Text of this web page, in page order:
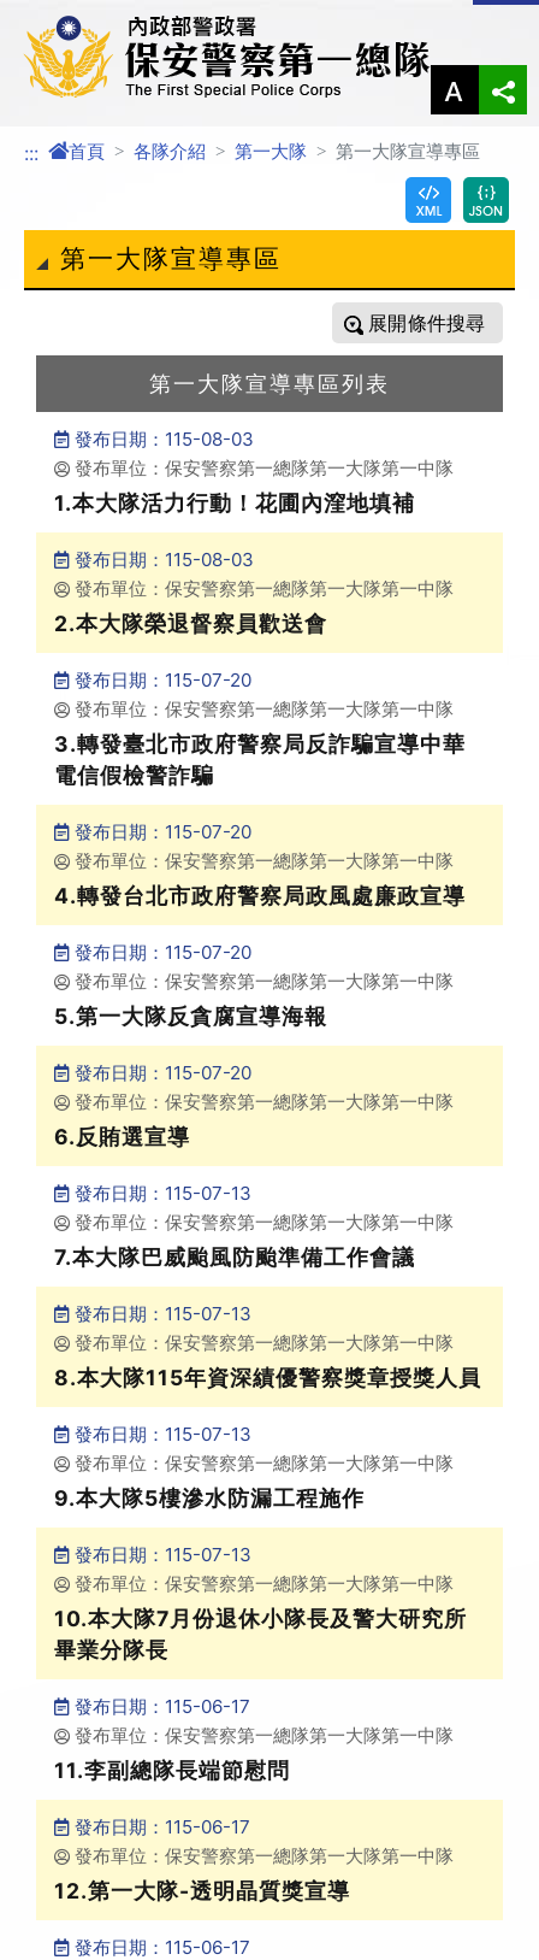
進入內容區塊
::: 首頁 各隊介紹 第一大隊 第一大隊宣導專區
第一大隊宣導專區
條件搜尋
第一大隊宣導專區列表
發布日期：115-08-03
發布單位：保安警察第一總隊第一大隊第一中隊
1.本大隊活力行動！花圃內漥地填補
發布日期：115-08-03
發布單位：保安警察第一總隊第一大隊第一中隊
2.本大隊榮退督察員歡送會
發布日期：115-07-20
發布單位：保安警察第一總隊第一大隊第一中隊
3.轉發臺北市政府警察局反詐騙宣導中華
電信假檢警詐騙
發布日期：115-07-20
發布單位：保安警察第一總隊第一大隊第一中隊
4.轉發台北市政府警察局政風處廉政宣導
發布日期：115-07-20
發布單位：保安警察第一總隊第一大隊第一中隊
5.第一大隊反貪腐宣導海報
發布日期：115-07-20
發布單位：保安警察第一總隊第一大隊第一中隊
6.反賄選宣導
發布日期：115-07-13
發布單位：保安警察第一總隊第一大隊第一中隊
7.本大隊巴威颱風防颱準備工作會議
發布日期：115-07-13
發布單位：保安警察第一總隊第一大隊第一中隊
8.本大隊115年資深績優警察獎章授獎人員
發布日期：115-07-13
發布單位：保安警察第一總隊第一大隊第一中隊
9.本大隊5樓滲水防漏工程施作
發布日期：115-07-13
發布單位：保安警察第一總隊第一大隊第一中隊
10.本大隊7月份退休小隊長及警大研究所
畢業分隊長
發布日期：115-06-17
發布單位：保安警察第一總隊第一大隊第一中隊
11.李副總隊長端節慰問
發布日期：115-06-17
發布單位：保安警察第一總隊第一大隊第一中隊
12.第一大隊-透明晶質獎宣導
發布日期：115-06-17